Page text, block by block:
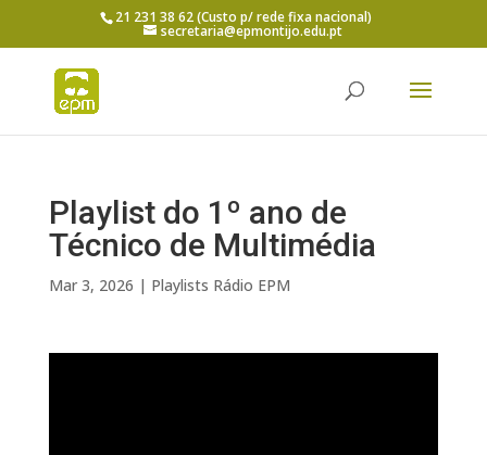
21 231 38 62 (Custo p/ rede fixa nacional)
secretaria@epmontijo.edu.pt
Playlist do 1º ano de
Técnico de Multimédia
Mar 3, 2026 | Playlists Rádio EPM